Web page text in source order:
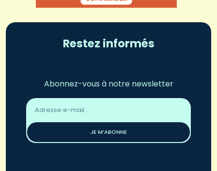
Restez informés
Abonnez-vous à notre newsletter
Adresse
email
JE M’ABONNE